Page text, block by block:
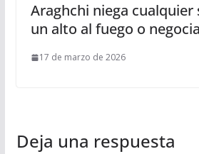
Araghchi niega
un alto al fuego o
17 de marzo de 2026
Deja una respuesta